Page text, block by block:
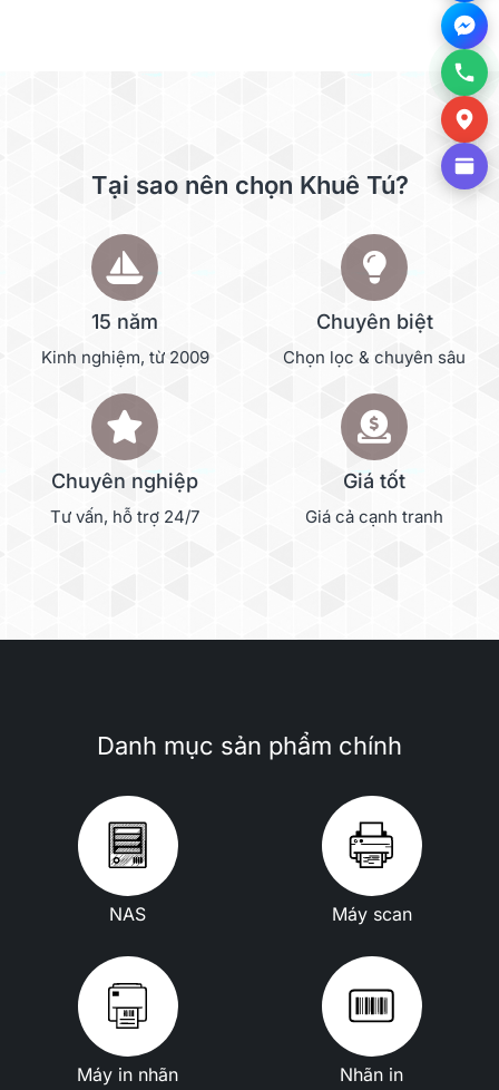
Tại sao nên chọn Khuê Tú?
15 năm
Kinh nghiệm, từ 2009
Chuyên biệt
Chọn lọc & chuyên sâu
Chuyên nghiệp
Tư vấn, hỗ trợ 24/7
Giá tốt
Giá cả cạnh tranh
Danh mục sản phẩm chính
NAS Máy scan
Máy in nhãn Nhãn in